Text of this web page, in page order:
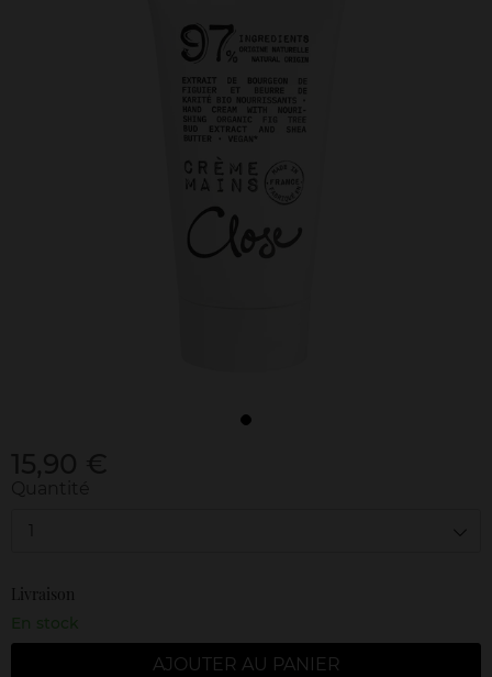
1
Livraison
En stock
AJOUTER AU PANIER